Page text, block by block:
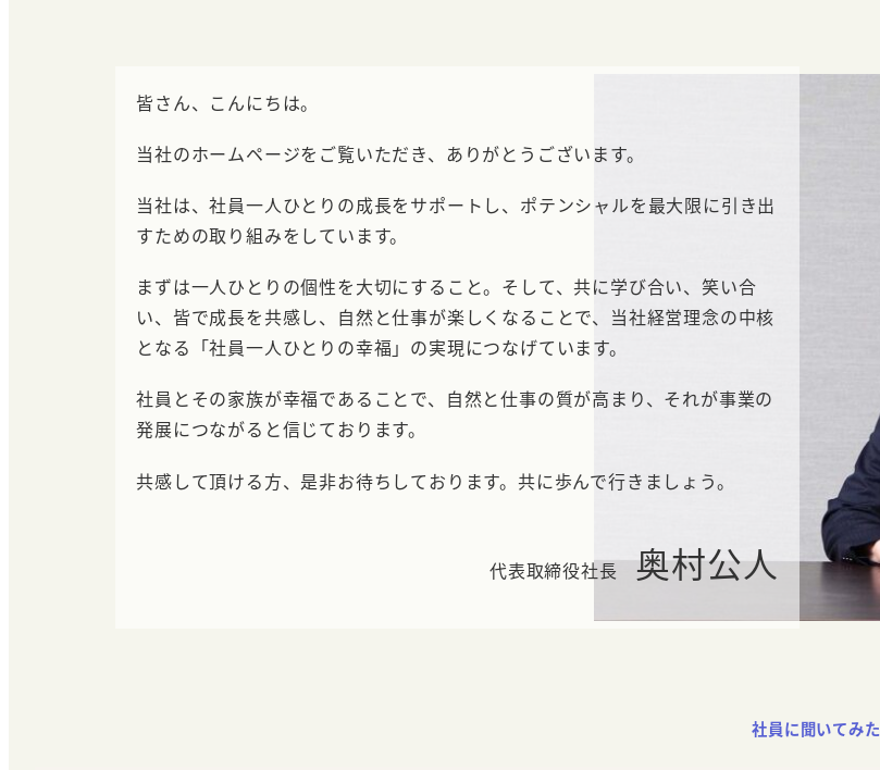
皆さん、こんにちは。
当社のホームページをご覧いただき、ありがとうございます。
当社は、社員一人ひとりの成長をサポートし、ポテンシャルを最大限に引き出
すための取り組みをしています。
まずは一人ひとりの個性を大切にすること。そして、共に学び合い、笑い合
い、皆で成長を共感し、自然と仕事が楽しくなることで、当社経営理念の中核
となる「社員一人ひとりの幸福」の実現につなげています。
社員とその家族が幸福であることで、自然と仕事の質が高まり、それが事業の
発展につながると信じております。
共感して頂ける方、是非お待ちしております。共に歩んで行きましょう。
代表取締役社長 奥村公人
社員に聞いてみた